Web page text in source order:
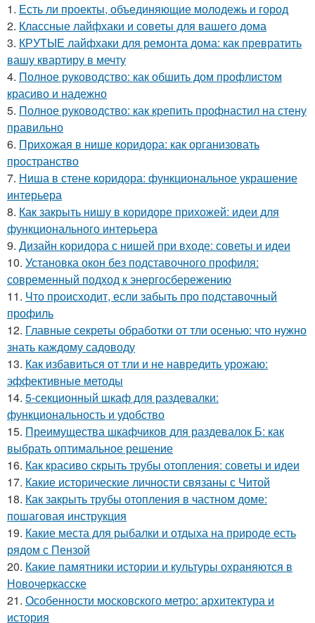
1. Есть ли проекты, объединяющие молодежь и город
2. Классные лайфхаки и советы для вашего дома
3. КРУТЫЕ лайфхаки для ремонта дома: как превратить
вашу квартиру в мечту
4. Полное руководство: как обшить дом профлистом
красиво и надежно
5. Полное руководство: как крепить профнастил на стену
правильно
6. Прихожая в нише коридора: как организовать
пространство
7. Ниша в стене коридора: функциональное украшение
интерьера
8. Как закрыть нишу в коридоре прихожей: идеи для
функционального интерьера
9. Дизайн коридора с нишей при входе: советы и идеи
10. Установка окон без подставочного профиля:
современный подход к энергосбережению
11. Что происходит, если забыть про подставочный
профиль
12. Главные секреты обработки от тли осенью: что нужно
знать каждому садоводу
13. Как избавиться от тли и не навредить урожаю:
эффективные методы
14. 5-секционный шкаф для раздевалки:
функциональность и удобство
15. Преимущества шкафчиков для раздевалок Б: как
выбрать оптимальное решение
16. Как красиво скрыть трубы отопления: советы и идеи
17. Какие исторические личности связаны с Читой
18. Как закрыть трубы отопления в частном доме:
пошаговая инструкция
19. Какие места для рыбалки и отдыха на природе есть
рядом с Пензой
20. Какие памятники истории и культуры охраняются в
Новочеркасске
21. Особенности московского метро: архитектура и
история